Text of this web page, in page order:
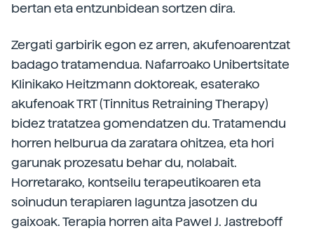
bertan eta entzunbidean sortzen dira.
Zergati garbirik egon ez arren, akufenoarentzat
badago tratamendua. Nafarroako Unibertsitate
Klinikako Heitzmann doktoreak, esaterako
akufenoak TRT (Tinnitus Retraining Therapy)
bidez tratatzea gomendatzen du. Tratamendu
horren helburua da zaratara ohitzea, eta hori
garunak prozesatu behar du, nolabait.
Horretarako, kontseilu terapeutikoaren eta
soinudun terapiaren laguntza jasotzen du
gaixoak. Terapia horren aita Pawel J. Jastreboff